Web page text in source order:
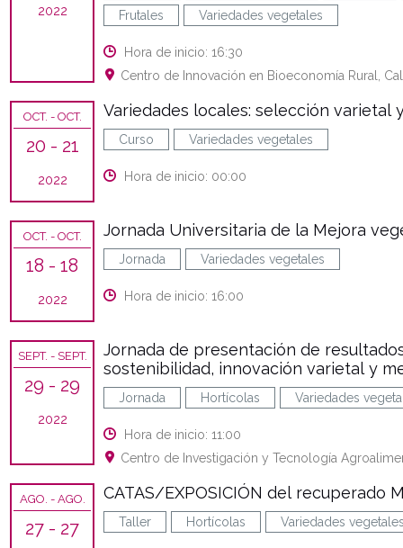
2022
Frutales
Variedades vegetales
Hora de inicio: 16:30
Centro de Innovación en Bioeconomía Rural,
OCT. - OCT.
20 - 21
2022
Variedades locales: selección varietal
Curso Variedades vegetales
Hora de inicio: 00:00
OCT. - OCT.
18 - 18
2022
Jornada Universitaria de la Mejora
Jornada Variedades vegetales
Hora de inicio: 16:00
SEPT. - SEPT.
29 - 29
2022
Jornada de presentación de
sostenibilidad, innovación varietal y
Jornada Hortícolas Variedades
Hora de inicio: 11:00
Centro de Investigación y Tecnología
AGO. - AGO.
27 - 27
CATAS/EXPOSICIÓN del recuperado
Taller Hortícolas Variedades